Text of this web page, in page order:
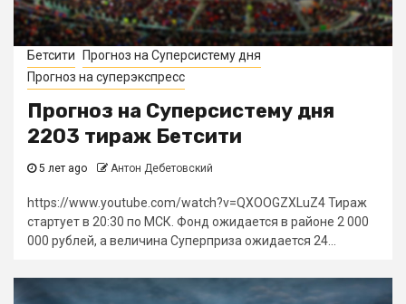
Бетсити
Прогноз на Суперсистему дня
Прогноз на суперэкспресс
Прогноз на Суперсистему дня
2203 тираж Бетсити
5 лет ago Антон Дебетовский
https://www.youtube.com/watch?v=QXOOGZXLuZ4 Тираж
стартует в 20:30 по МСК. Фонд ожидается в районе 2 000
000 рублей, а величина Суперприза ожидается 24...